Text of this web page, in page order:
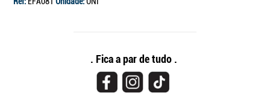
. Fica a par de tudo .